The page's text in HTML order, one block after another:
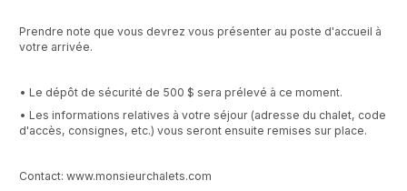
Prendre note que vous devrez vous présenter au poste d'accueil à
votre arrivée.
• Le dépôt de sécurité de 500 $ sera prélevé à ce moment.
• Les informations relatives à votre séjour (adresse du chalet, code
d'accès, consignes, etc.) vous seront ensuite remises sur place.
Contact: www.monsieurchalets.com